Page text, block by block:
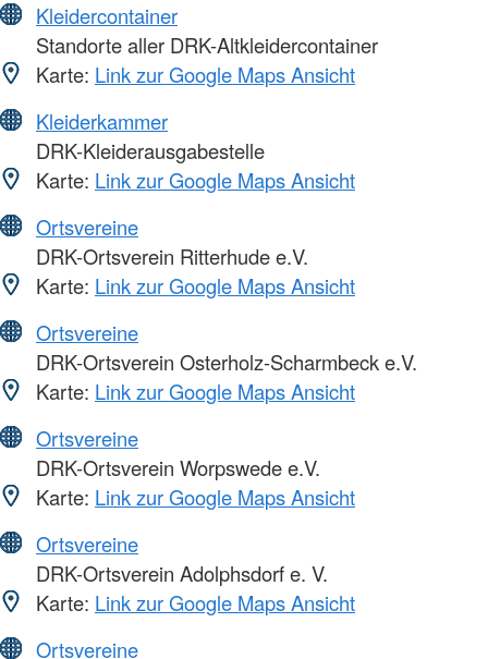
Kleidercontainer
Standorte aller DRK-Altkleidercontainer
Karte: Link zur Google Maps Ansicht
Kleiderkammer
DRK-Kleiderausgabestelle
Karte: Link zur Google Maps Ansicht
Ortsvereine
DRK-Ortsverein Ritterhude e.V.
Karte: Link zur Google Maps Ansicht
Ortsvereine
DRK-Ortsverein Osterholz-Scharmbeck e.V.
Karte: Link zur Google Maps Ansicht
Ortsvereine
DRK-Ortsverein Worpswede e.V.
Karte: Link zur Google Maps Ansicht
Ortsvereine
DRK-Ortsverein Adolphsdorf e. V.
Karte: Link zur Google Maps Ansicht
Ortsvereine